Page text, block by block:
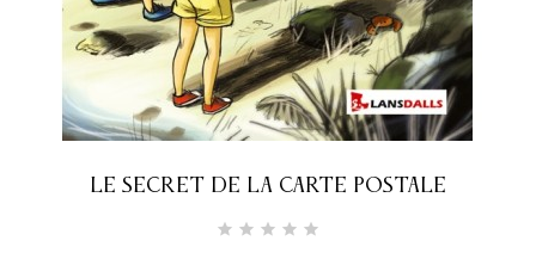
LE SECRET DE LA CARTE POSTALE